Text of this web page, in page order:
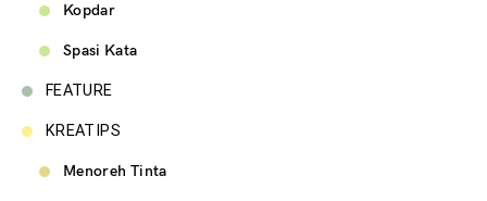
Kopdar
Spasi Kata
FEATURE
KREATIPS
Menoreh Tinta